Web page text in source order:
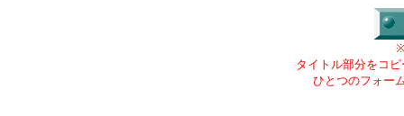
タイトル部分をコ
ひとつのフォー